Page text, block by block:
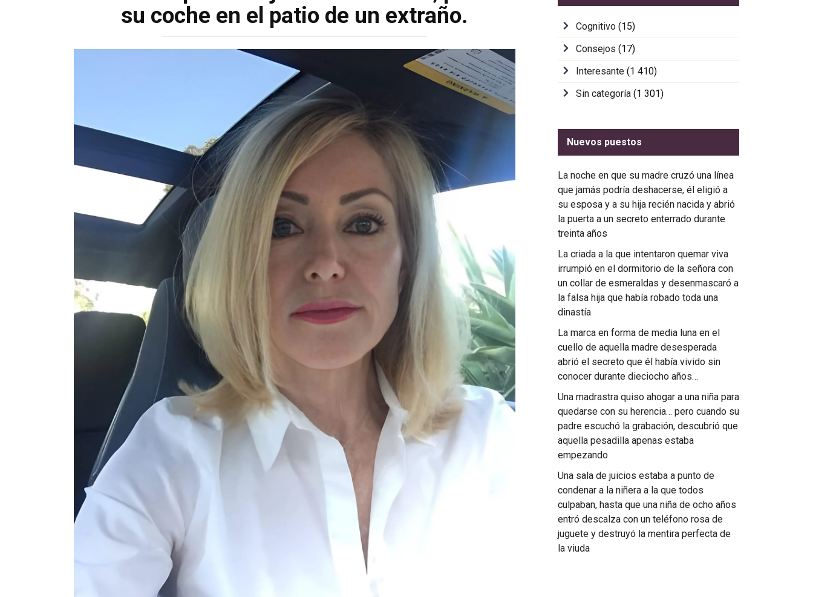
su coche en el patio de un extraño.
Cognitivo (15)
Consejos (17)
Interesante (1 410)
Sin categoría (1 301)
Nuevos puestos
La noche en que su madre cruzó una línea
que jamás podría deshacerse, él eligió a
su esposa y a su hija recién nacida y abrió
la puerta a un secreto enterrado durante
treinta años
La criada a la que intentaron quemar viva
irrumpió en el dormitorio de la señora con
un collar de esmeraldas y desenmascaró a
la falsa hija que había robado toda una
dinastía
La marca en forma de media luna en el
cuello de aquella madre desesperada
abrió el secreto que él había vivido sin
conocer durante dieciocho años…
Una madrastra quiso ahogar a una niña para
quedarse con su herencia… pero cuando su
padre escuchó la grabación, descubrió que
aquella pesadilla apenas estaba
empezando
Una sala de juicios estaba a punto de
condenar a la niñera a la que todos
culpaban, hasta que una niña de ocho años
entró descalza con un teléfono rosa de
juguete y destruyó la mentira perfecta de
la viuda